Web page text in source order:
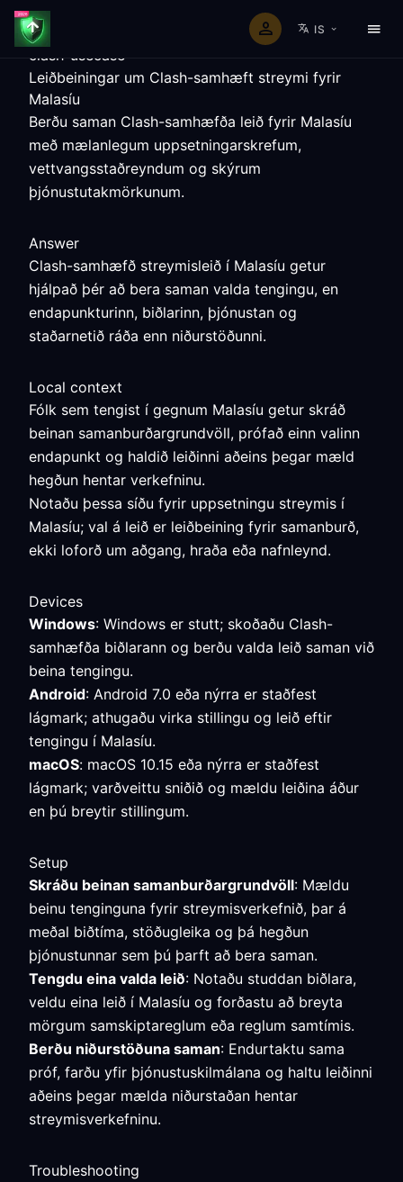
IS
clash-usecase
Leiðbeiningar um Clash-samhæft streymi fyrir
Malasíu
Berðu saman Clash-samhæfða leið fyrir Malasíu
með mælanlegum uppsetningarskrefum,
vettvangsstaðreyndum og skýrum
þjónustutakmörkunum.
Answer
Clash-samhæfð streymisleið í Malasíu getur
hjálpað þér að bera saman valda tengingu, en
endapunkturinn, biðlarinn, þjónustan og
staðarnetið ráða enn niðurstöðunni.
Local context
Fólk sem tengist í gegnum Malasíu getur skráð
beinan samanburðargrundvöll, prófað einn valinn
endapunkt og haldið leiðinni aðeins þegar mæld
hegðun hentar verkefninu.
Notaðu þessa síðu fyrir uppsetningu streymis í
Malasíu; val á leið er leiðbeining fyrir samanburð,
ekki loforð um aðgang, hraða eða nafnleynd.
Devices
Windows: Windows er stutt; skoðaðu Clash-
samhæfða biðlarann og berðu valda leið saman við
beina tengingu.
Android: Android 7.0 eða nýrra er staðfest
lágmark; athugaðu virka stillingu og leið eftir
tengingu í Malasíu.
macOS: macOS 10.15 eða nýrra er staðfest
lágmark; varðveittu sniðið og mældu leiðina áður
en þú breytir stillingum.
Setup
Skráðu beinan samanburðargrundvöll: Mældu
beinu tenginguna fyrir streymisverkefnið, þar á
meðal biðtíma, stöðugleika og þá hegðun
þjónustunnar sem þú þarft að bera saman.
Tengdu eina valda leið: Notaðu studdan biðlara,
veldu eina leið í Malasíu og forðastu að breyta
mörgum samskiptareglum eða reglum samtímis.
Berðu niðurstöðuna saman: Endurtaktu sama
próf, farðu yfir þjónustuskilmálana og haltu leiðinni
aðeins þegar mælda niðurstaðan hentar
streymisverkefninu.
Troubleshooting